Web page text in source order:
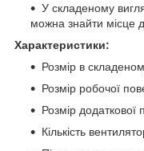
У складеному
можна знайти місце
Характеристики:
Розмір в
Розмір робочої
Розмір
Кількість